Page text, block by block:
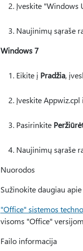
Įveskite "Windows
Naujinimų sąraše
Windows 7
Eikite į Pradžia,
Įveskite
Pasirinkite
Naujinimų sąraše
Nuorodos
Sužinokite daugiau apie
"Office" sistemos
visoms "Office"
Failo informacija